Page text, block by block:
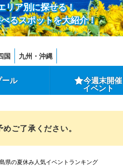
リア別に探せる！
るスポットを大紹介！
国 九州・沖縄
ール 今週末開催
イベント
ご了承ください。
県の夏休み人気イベントランキング